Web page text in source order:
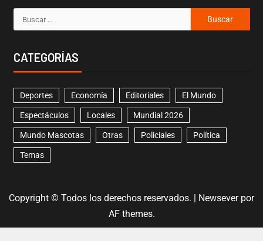
CATEGORÍAS
Deportes Economía Editoriales El Mundo
Espectáculos Locales Mundial 2026
Mundo Mascotas Otras Policiales Política
Temas
Copyright © Todos los derechos reservados. Newseverpor
AF themes.